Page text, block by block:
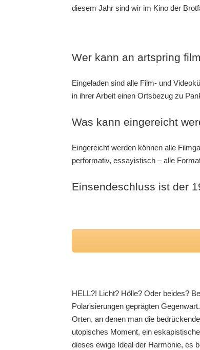
diesem Jahr sind wir im Kino der
Wer kann an artspring
Eingeladen sind alle Film- und
in ihrer Arbeit einen Ortsbezug zu
Was kann eingereicht
Eingereicht werden können alle
performativ, essayistisch – alle
Einsendeschluss ist der
HELL?! Licht? Hölle? Oder beides?
Polarisierungen geprägten
Orten, an denen man die
utopisches Moment, ein
dieses ewige Ideal der Harmonie, es